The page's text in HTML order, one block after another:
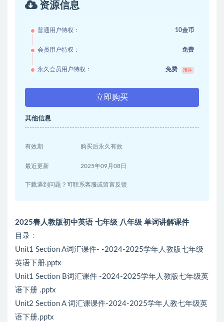
资源信息
普通用户特权： 10金币
会员用户特权： 免费
永久会员用户特权： 免费 推荐
立即购买
其他信息
有效期 购买后永久有效
最近更新 2025年09月08日
下载遇到问题？可联系客服或留言反馈
2025春人教版初中英语 七年级 八年级 单词讲解课件
目录：
Unit1 Section A词汇课件- -2024-2025学年人教版七年级
英语下册.pptx
Unit1 Section B词汇课件 -2024-2025学年人教版七年级英
语下册 .pptx
Unit2 Section A 词汇课课件-2024-2025学年人教七年级英
语下册.pptx